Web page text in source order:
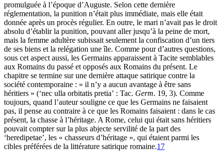
promulguée à l’époque d’Auguste. Selon cette dernière
réglementation, la punition n’était plus immédiate, mais elle était
donnée après un procès régulier. En outre, le mari n’avait pas le droit
absolu d’établir la punition, pouvant aller jusqu’à la peine de mort,
mais la femme adultère subissait seulement la confiscation d’un tiers
de ses biens et la relégation une île. Comme pour d’autres questions,
sous cet aspect aussi, les Germains apparaissent à Tacite semblables
aux Romains du passé et opposés aux Romains du présent. Le
chapitre se termine sur une dernière attaque satirique contre la
société contemporaine : « il n’y a aucun avantage à être sans
héritiers » (‘nec ulla orbitatis pretia’ : Tac. Germ. 19, 3). Comme
toujours, quand l’auteur souligne ce que les Germains ne faisaient
pas, il pense au contraire à ce que les Romains faisaient : dans le cas
présent, la chasse à l’héritage. A Rome, celui qui était sans héritiers
pouvait compter sur la plus abjecte servilité de la part des
‘heredipetae’, les « chasseurs d’héritage », qui étaient parmi les
cibles préférées de la littérature satirique romaine.17